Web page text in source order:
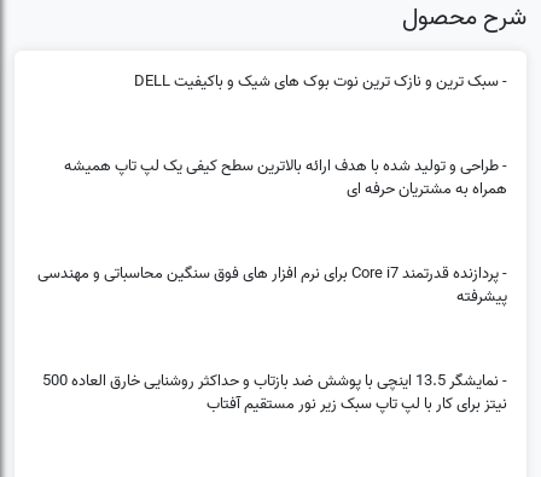
شرح محصول
- سبک ترین و نازک ترین نوت بوک های شیک و باکیفیت DELL
- طراحی و تولید شده با هدف ارائه بالاترین سطح کیفی یک لپ تاپ همیشه
همراه به مشتریان حرفه ای
- پردازنده قدرتمند Core i7 برای نرم افزار های فوق سنگین محاسباتی و مهندسی
پیشرفته
- نمایشگر 13.5 اینچی با پوشش ضد بازتاب و حداکثر روشنایی خارق العاده 500
نیتز برای کار با لپ تاپ سبک زیر نور مستقیم آفتاب